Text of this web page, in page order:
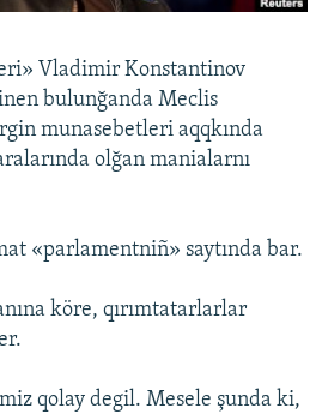
Vladimir Konstantinov
bulunğanda Meclis
munasebetleri aqqkında
olğan manialarnı
«parlamentniñ» saytında bar.
köre, qırımtatarlarlar
qolay degil. Mesele şunda ki,